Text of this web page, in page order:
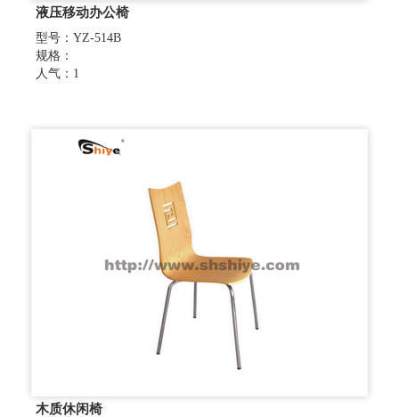
液压移动办公椅
型号：YZ-514B
规格：
人气：1
木质休闲椅